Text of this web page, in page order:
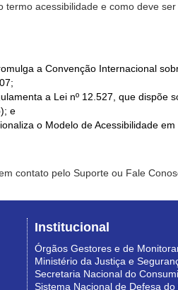
acessibilidade e como deve
a Convenção Internacional
a Lei nº 12.527, que dispõe
e
o Modelo de Acessibilidade
contato pelo Suporte ou Fale
Institucional
Órgãos Gestores e de
Ministério da Justiça e
Secretaria Nacional do
Sistema Nacional de Defesa